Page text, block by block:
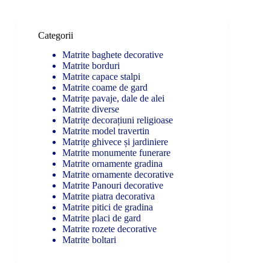
Categorii
Matrite baghete decorative
Matrite borduri
Matrite capace stalpi
Matrite coame de gard
Matrițe pavaje, dale de alei
Matrite diverse
Matrițe decorațiuni religioase
Matrite model travertin
Matrițe ghivece și jardiniere
Matrite monumente funerare
Matrite ornamente gradina
Matrite ornamente decorative
Matrite Panouri decorative
Matrite piatra decorativa
Matrite pitici de gradina
Matrite placi de gard
Matrite rozete decorative
Matrite boltari